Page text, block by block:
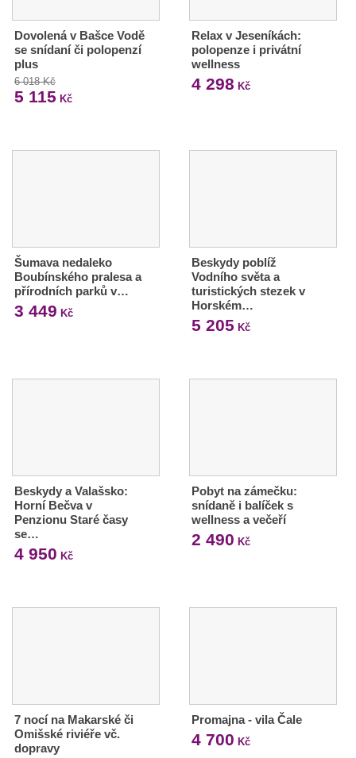
Dovolená v Bašce Vodě
se snídaní či polopenzí
plus
6 018 Kč
5 115 Kč
Relax v Jeseníkách:
polopenze i privátní
wellness
4 298 Kč
Šumava nedaleko
Boubínského pralesa a
přírodních parků v…
3 449 Kč
Beskydy poblíž
Vodního světa a
turistických stezek v
Horském…
5 205 Kč
Beskydy a Valašsko:
Horní Bečva v
Penzionu Staré časy
se…
4 950 Kč
Pobyt na zámečku:
snídaně i balíček s
wellness a večeří
2 490 Kč
7 nocí na Makarské či
Omišské riviéře vč.
dopravy
Promajna - vila Čale
4 700 Kč